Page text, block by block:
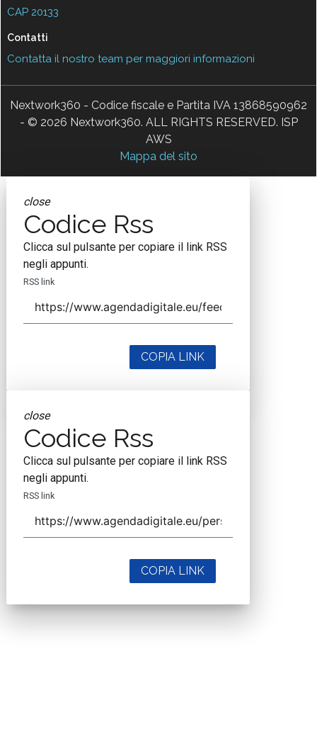
CAP 20133
Contatti
Contatta il nostro team per maggiori informazioni
Nextwork360 - Codice fiscale e Partita IVA 13868590962
- © 2026 Nextwork360. ALL RIGHTS RESERVED. ISP
AWS
Mappa del sito
close
Codice Rss
Clicca sul pulsante per copiare il link RSS
negli appunti.
RSS link
COPIA LINK
close
Codice Rss
Clicca sul pulsante per copiare il link RSS
negli appunti.
RSS link
COPIA LINK